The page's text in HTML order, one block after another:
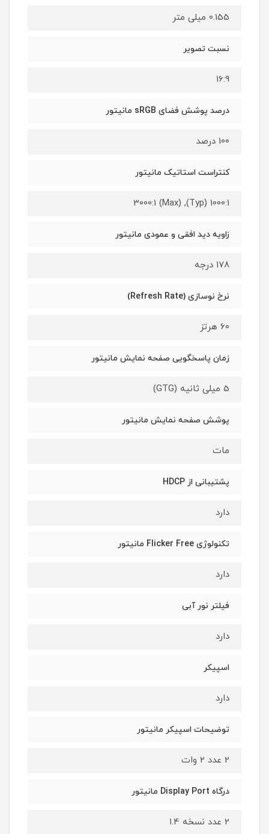
0.155 میلی متر
نسبت تصویر
16:9
درصد پوشش فضای sRGB مانیتور
100 درصد
کنتراست استاتیک مانیتور
1000:1 (Typ), 3000:1 (Max)
زاویه دید افقی و عمودی مانیتور
178 درجه
نرخ نوسازی (Refresh Rate)
60 هرتز
زمان پاسخگویی صفحه نمایش مانیتور
5 میلی ثانیه (GTG)
پوشش صفحه نمایش مانیتور
مات
پشتیبانی از HDCP
دارد
تکنولوژی Flicker Free مانیتور
دارد
فیلتر نور آبی
دارد
اسپیکر
دارد
توضیحات اسپیکر مانیتور
2 عدد 2 وات
درگاه Display Port مانیتور
2 عدد نسخه 1.4